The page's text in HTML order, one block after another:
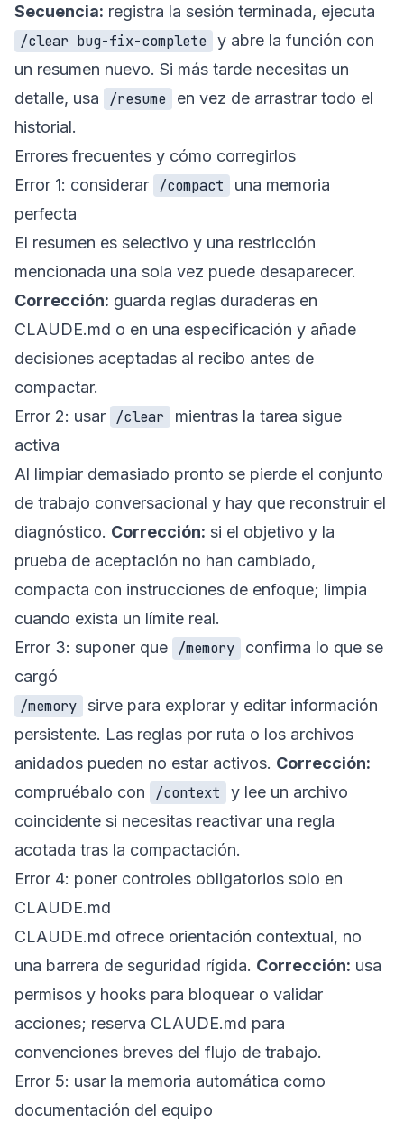
Secuencia: registra la sesión terminada, ejecuta
/clear bug-fix-complete
y abre la función con
un resumen nuevo. Si más tarde necesitas un
detalle, usa
/resume
en vez de arrastrar todo el
historial.
Errores frecuentes y cómo corregirlos
Error 1: considerar
/compact
una memoria
perfecta
El resumen es selectivo y una restricción
mencionada una sola vez puede desaparecer.
Corrección: guarda reglas duraderas en
CLAUDE.md o en una especificación y añade
decisiones aceptadas al recibo antes de
compactar.
Error 2: usar
/clear
mientras la tarea sigue
activa
Al limpiar demasiado pronto se pierde el conjunto
de trabajo conversacional y hay que reconstruir el
diagnóstico. Corrección: si el objetivo y la
prueba de aceptación no han cambiado,
compacta con instrucciones de enfoque; limpia
cuando exista un límite real.
Error 3: suponer que
/memory
confirma lo que se
cargó
/memory sirve para explorar y editar información
persistente. Las reglas por ruta o los archivos
anidados pueden no estar activos. Corrección:
compruébalo con
/context
y lee un archivo
coincidente si necesitas reactivar una regla
acotada tras la compactación.
Error 4: poner controles obligatorios solo en
CLAUDE.md
CLAUDE.md ofrece orientación contextual, no
una barrera de seguridad rígida. Corrección: usa
permisos y hooks para bloquear o validar
acciones; reserva CLAUDE.md para
convenciones breves del flujo de trabajo.
Error 5: usar la memoria automática como
documentación del equipo